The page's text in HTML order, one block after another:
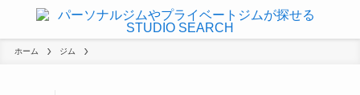
ホーム ジム